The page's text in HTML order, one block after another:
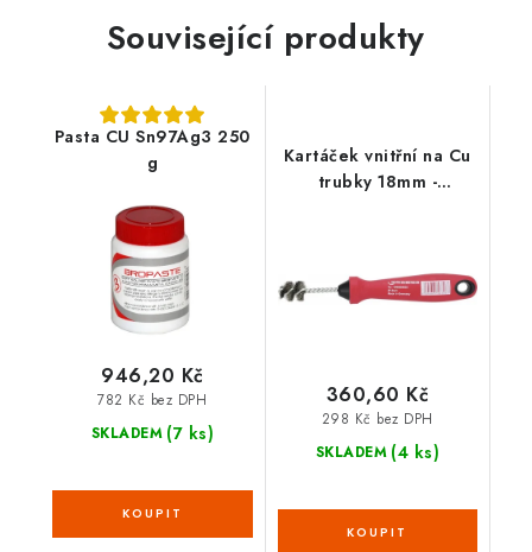
Související produkty
Pasta CU Sn97Ag3 250
g
SKLADEM (7 ks)
782 Kč bez DPH
946,20 Kč
Kartáček vnitřní na Cu
trubky 18mm -
SKLADEM (4 ks)
298 Kč bez DPH
360,60 Kč